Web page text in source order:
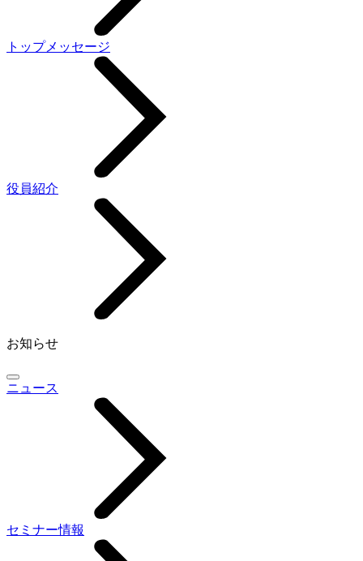
トップメッセージ
役員紹介
お知らせ
ニュース
セミナー情報